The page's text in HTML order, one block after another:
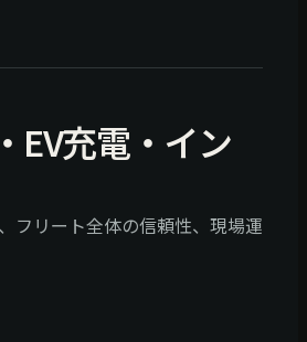
EV充電・イン
フリート全体の信頼性、現場運